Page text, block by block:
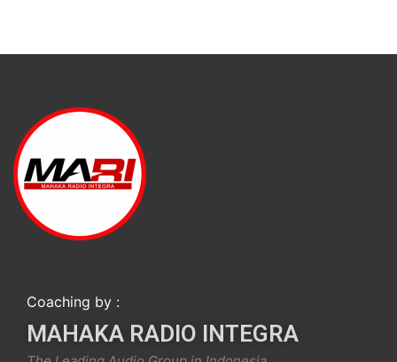
Coaching by :
MAHAKA RADIO INTEGRA